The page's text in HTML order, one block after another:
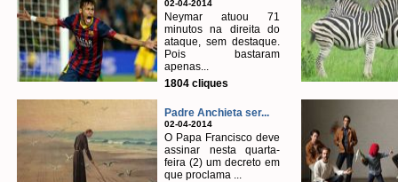
02-04-2014
Neymar atuou 71
minutos na direita do
ataque, sem destaque.
Pois bastaram
apenas...
1804 cliques
Padre Anchieta ser...
02-04-2014
O Papa Francisco deve
assinar nesta quarta-
feira (2) um decreto em
que proclama ...